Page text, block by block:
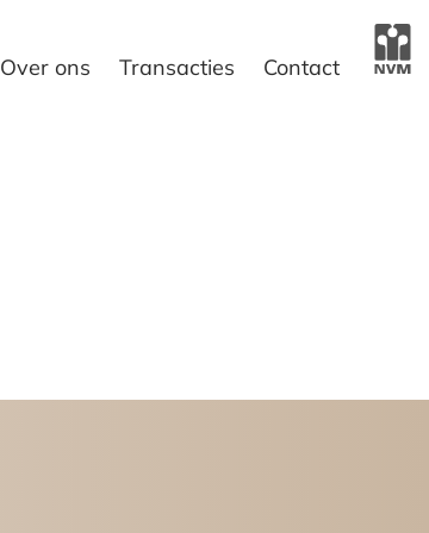
Over ons Transacties Contact